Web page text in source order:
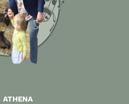
ATHENA